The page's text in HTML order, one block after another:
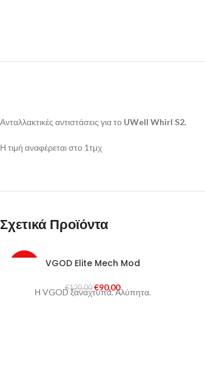
Ανταλλακτικές αντιστάσεις για το UWell Whirl S2.
Η τιμή αναφέρεται στο 1τμχ
Σχετικά Προϊόντα
VGOD Elite Mech Mod
€120,00 €90,00
Η VGOD ξαναχτυπά. Αλύπητα.